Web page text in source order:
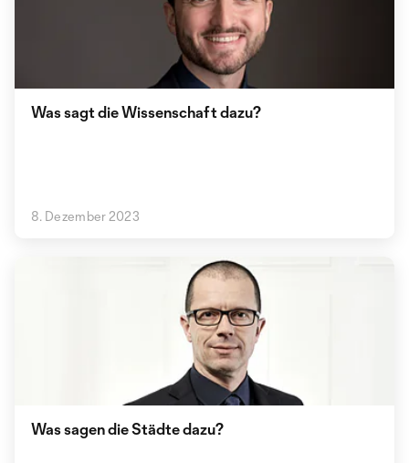
Was sagt die Wissenschaft dazu?
8. Dezember 2023
Was sagen die Städte dazu?